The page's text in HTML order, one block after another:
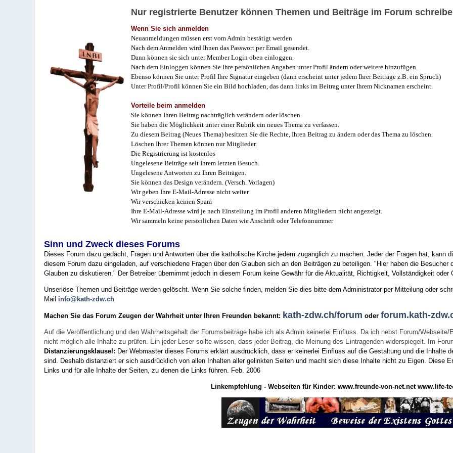
Nur registrierte Benutzer können Themen und Beiträge im Forum
Wenn Sie sich anmelden
Neuanmeldungen müssen erst vom Admin bestätigt werden
Nach dem Anmelden wird Ihnen das Passwort per Email gesendet.
Dann können sie sich unter Member Login oben einloggen.
Nach dem Einloggen können Sie Ihre persönlichen Angaben unter Profil ändern oder weitere hinzufügen.
Ebenso können Sie unter Profil Ihre Signatur eingeben (dann erscheint unter jedem Ihrer Beiträge z.B. ein Spruch)
Unter Profil/Profil können Sie ein Bild hochladen, das dann links im Beitrag unter Ihrem Nicknamen erscheint.
Vorteile beim anmelden
Sie können Ihren Beitrag nachträglich verändern oder löschen.
Sie haben die Möglichkeit unter einer Rubrik ein neues Thema zu verfassen.
Zu diesem Beitrag (Neues Thema) besitzen Sie die Rechte, Ihren Beitrag zu ändern oder das Thema zu löschen.
Löschen Ihrer Themen können nur Mitglieder.
Die Registrierung ist kostenlos
Ungelesene Beiträge seit Ihrem letzten Besuch.
Ungelesene Antworten zu Ihren Beiträgen.
Sie können das Design verändern. (Versch. Vorlagen)
Wir geben Ihre E-Mail-Adresse nicht weiter
Wir verschicken keinen Spam
Ihre E-Mail-Adresse wird je nach Einstellung im Profil anderen Mitgliedern nicht angezeigt.
Wir sammeln keine persönlichen Daten wie Anschrift oder Telefonnummer
Sinn und Zweck dieses Forums
Dieses Forum dazu gedacht, Fragen und Antworten über die katholische Kirche jedem zugänglich zu machen. Jeder der Fragen hat, kann
diesem Forum dazu eingeladen, auf verschiedene Fragen über den Glauben sich an den Beiträgen zu beteiligen. "Hier haben die
Glauben zu diskutieren." Der Betreiber übernimmt jedoch in diesem Forum keine Gewähr für die Aktualität, Richtigkeit, Vollständigkeit
Unseriöse Themen und Beiträge werden gelöscht. Wenn Sie solche finden, melden Sie dies bitte dem Administrator per Mitteilung oder
Mail info@kath-zdw.ch
Machen Sie das Forum Zeugen der Wahrheit unter Ihren Freunden bekannt: kath-zdw.ch/forum oderforum.kath-
Auf die Veröffentlichung und den Wahrheitsgehalt der Forumsbeiträge habe ich als Admin keinerlei Einfluss. Da ich nebst Forum/
nicht möglich alle Inhalte zu prüfen. Ein jeder Leser sollte wissen, dass jeder Beitrag, die Meinung des Eintragenden widerspiegelt. Im
Distanzierungsklausel: Der Webmaster dieses Forums erklärt ausdrücklich, dass er keinerlei Einfluss auf die Gestaltung und die Inhalte
sind. Deshalb distanziert er sich ausdrücklich von allen Inhalten aller gelinkten Seiten und macht sich diese Inhalte nicht zu Eigen.
Diese
Links und für alle Inhalte der Seiten, zu denen die Links führen.
Feb. 2006
Linkempfehlung - Webseiten für Kinder: www.freunde-von-net.net www.life-